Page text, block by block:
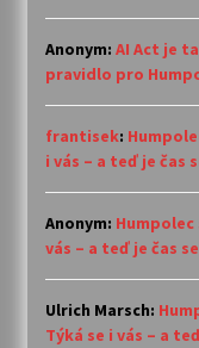
Anonym: AI Act je
pravidlo pro
frantisek:
i vás – a teď je čas
Anonym: Humpolec
vás – a teď je čas
Ulrich Marsch:
Týká se i vás – a